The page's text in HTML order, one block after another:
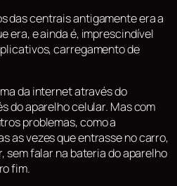
das centrais antigamente era a
era, e ainda é, imprescindível
carregamento de
da internet através do
do aparelho celular. Mas com
problemas, como a
as vezes que entrasse no carro,
sem falar na bateria do aparelho
fim.